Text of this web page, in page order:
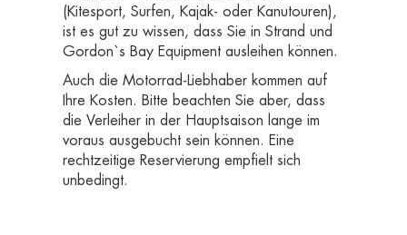
(Kitesport, Surfen, Kajak- oder Kanutouren),
ist es gut zu wissen, dass Sie in Strand und
Gordon`s Bay Equipment ausleihen können.
Auch die Motorrad-Liebhaber kommen auf
Ihre Kosten. Bitte beachten Sie aber, dass
die Verleiher in der Hauptsaison lange im
voraus ausgebucht sein können. Eine
rechtzeitige Reservierung empfielt sich
unbedingt.